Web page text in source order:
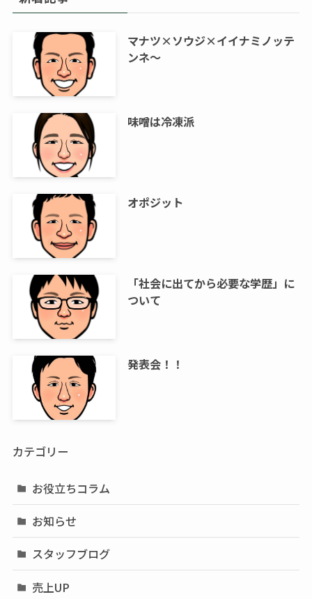
マナツ×ソウジ×イイナミノッテ
ンネ～
味噌は冷凍派
オポジット
「社会に出てから必要な学歴」に
ついて
発表会！！
カテゴリー
お役立ちコラム
お知らせ
スタッフブログ
売上UP